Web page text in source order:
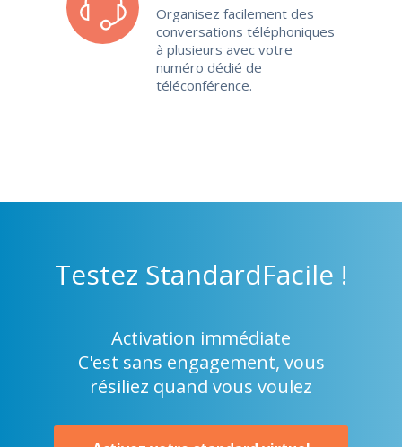
Organisez facilement des
conversations téléphoniques
à plusieurs avec votre
numéro dédié de
téléconférence.
Testez StandardFacile !
Activation immédiate
C'est sans engagement, vous
résiliez quand vous voulez